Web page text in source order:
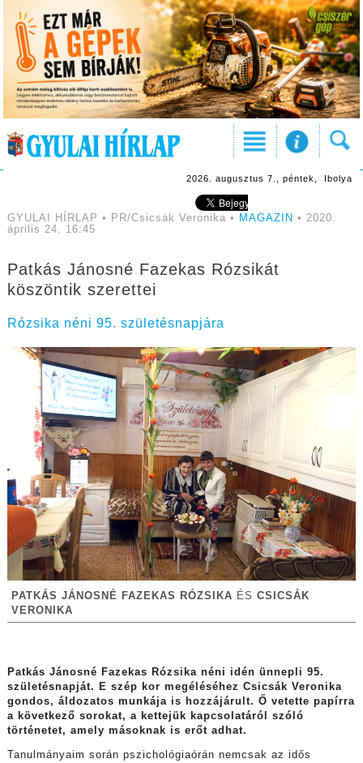
2026. augusztus 7., péntek, Ibolya
GYULAI HÍRLAP • PR/Csicsák Veronika • MAGAZIN • 2020.
április 24. 16:45
Patkás Jánosné Fazekas Rózsikát
köszöntik szerettei
Rózsika néni 95. születésnapjára
PATKÁS JÁNOSNÉ FAZEKAS RÓZSIKA ÉS CSICSÁK
VERONIKA
Patkás Jánosné Fazekas Rózsika néni idén ünnepli 95.
születésnapját. E szép kor megéléséhez Csicsák Veronika
gondos, áldozatos munkája is hozzájárult. Ő vetette papírra
a következő sorokat, a kettejük kapcsolatáról szóló
történetet, amely másoknak is erőt adhat.
Tanulmányaim során pszichológiaórán nemcsak az idős